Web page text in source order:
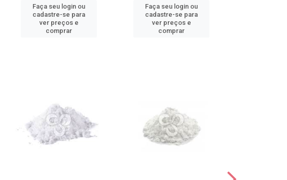
Faça seu login ou
cadastre-se para
ver preços e
comprar
Faça seu login ou
cadastre-se para
ver preços e
comprar